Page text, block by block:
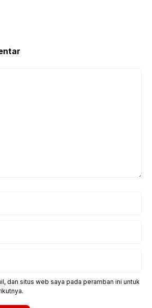
dan situs web saya pada peramban ini untuk